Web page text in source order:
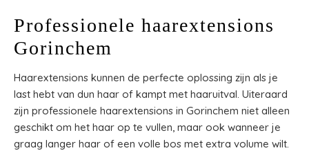
Home»Professionele haarextensions Gorinchem
Professionele haarextensions
Gorinchem
Haarextensions kunnen de perfecte oplossing zijn als je
last hebt van dun haar of kampt met haaruitval. Uiteraard
zijn professionele haarextensions in Gorinchem niet alleen
geschikt om het haar op te vullen, maar ook wanneer je
graag langer haar of een volle bos met extra volume wilt.